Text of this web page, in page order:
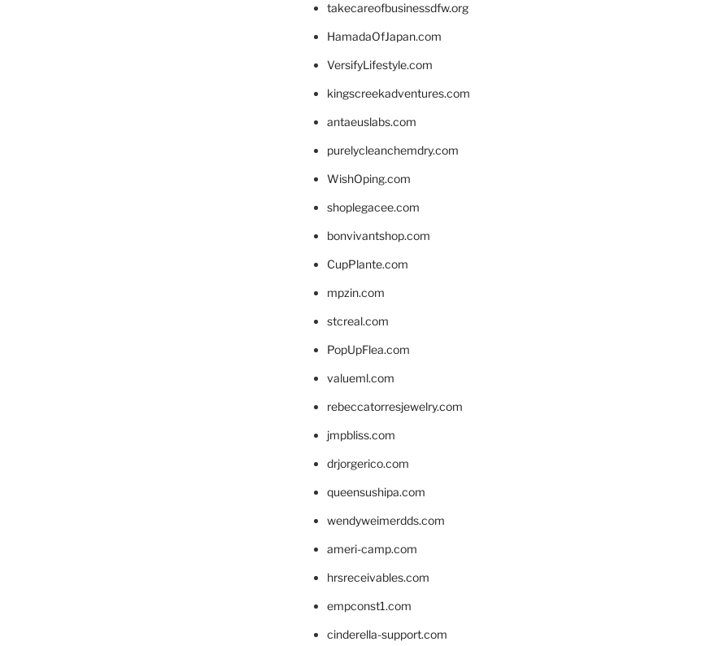
takecareofbusinessdfw.org
HamadaOfJapan.com
VersifyLifestyle.com
kingscreekadventures.com
antaeuslabs.com
purelycleanchemdry.com
WishOping.com
shoplegacee.com
bonvivantshop.com
CupPlante.com
mpzin.com
stcreal.com
PopUpFlea.com
valueml.com
rebeccatorresjewelry.com
jmpbliss.com
drjorgerico.com
queensushipa.com
wendyweimerdds.com
ameri-camp.com
hrsreceivables.com
empconst1.com
cinderella-support.com